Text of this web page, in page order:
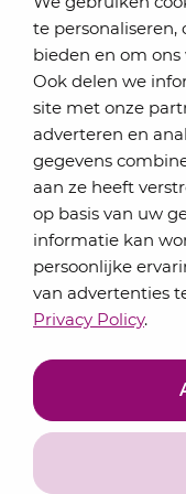
te personaliseren,
bieden en om
Ook delen we
site met onze
adverteren en
gegevens
aan ze heeft
op basis van uw
informatie kan
persoonlijke
van advertenties
Privacy Policy.
Schrijf je in
Elke maand
de eSigt het
Jouw emailadres
Inschrijven